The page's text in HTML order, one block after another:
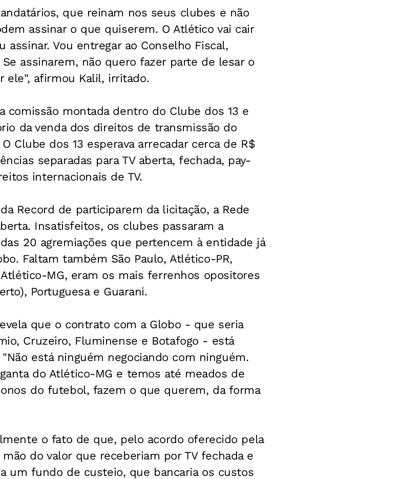
que reinam nos seus clubes e não
assinar o que quiserem. O Atlético vai cair
assinar. Vou entregar ao Conselho Fiscal,
assinarem, não quero fazer parte de lesar o
ele", afirmou Kalil, irritado.
comissão montada dentro do Clube dos 13 e
da venda dos direitos de transmissão do
Clube dos 13 esperava arrecadar cerca de R$
separadas para TV aberta, fechada, pay-
internacionais de TV.
Record de participarem da licitação, a Rede
Insatisfeitos, os clubes passaram a
20 agremiações que pertencem à entidade já
Faltam também São Paulo, Atlético-PR,
MG, eram os mais ferrenhos opositores
Portuguesa e Guarani.
que o contrato com a Globo - que seria
Cruzeiro, Fluminense e Botafogo - está
está ninguém negociando com ninguém.
do Atlético-MG e temos até meados de
do futebol, fazem o que querem, da forma
o fato de que, pelo acordo oferecido pela
do valor que receberiam por TV fechada e
um fundo de custeio, que bancaria os custos